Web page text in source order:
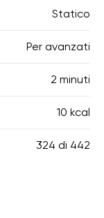
Statico
Per avanzati
2 minuti
10 kcal
324 di 442